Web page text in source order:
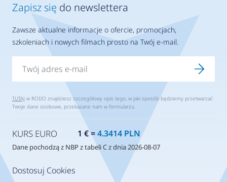
Dostosuj Cookies
Zapisz się do newslettera
Zawsze aktualne informacje o ofercie, promocjach,
szkoleniach i nowych filmach prosto na Twój e-mail.
TUTAJ w RODO znajdziesz szczegółowy opis tego, w jaki sposób będziemy przetwarzać
Twoje dane osobowe, przekazane nam w formularzu.
KURS EURO 1 € =4.3414 PLN
Dane pochodzą z NBP z tabeli C z dnia 2026-08-07